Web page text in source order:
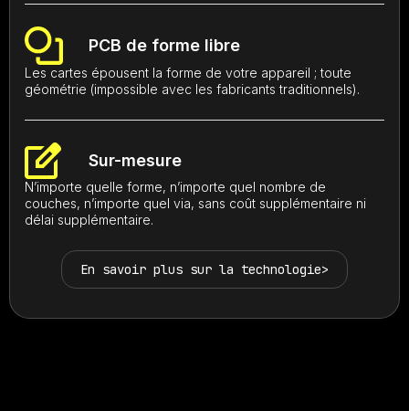
PCB de forme libre
Les cartes épousent la forme de votre appareil ; toute
géométrie (impossible avec les fabricants traditionnels).
Sur-mesure
N’importe quelle forme, n’importe quel nombre de
couches, n’importe quel via, sans coût supplémentaire ni
délai supplémentaire.
En savoir plus sur la technologie>